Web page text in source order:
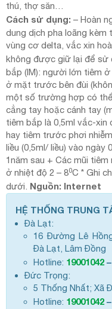
thú, thợ săn…
Cách sử dụng: – Hoàn
dung dịch pha loãng kèm
vùng cơ delta, vắc xin
không được giữ lại để sử
bắp (IM): người lớn tiêm
ở mặt trước bên đùi
một số trường hợp có
cẳng tay hoặc cánh tay
tiêm bắp là 0,5ml vắc-xin
hay tiêm trước phơi
liều (0,5ml/ liều) vào ngày
1năm sau + Các mũi tiêm
ở nhiệt độ 2 – 80C * Ghi
dưới. Nguồn: Internet
HỆ THỐNG TRUNG
Đà Lạt:
16 Đường Lê
Đà Lạt, Lâm Đồng
Hotline: 19001042 –
Đức Trọng:
5 Thống Nhất; Xã
Hotline: 19001042 –